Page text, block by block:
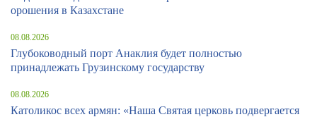
орошения в Казахстане
08.08.2026
Глубоководный порт Анаклия будет полностью
принадлежать Грузинскому государству
08.08.2026
Католикос всех армян: «Наша Святая церковь подвергается